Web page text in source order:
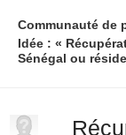
Communauté de
Idée : «
Sénégal ou